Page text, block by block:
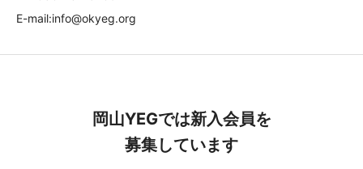
E-mail:info@okyeg.org
岡山YEGでは新入会員を
募集しています